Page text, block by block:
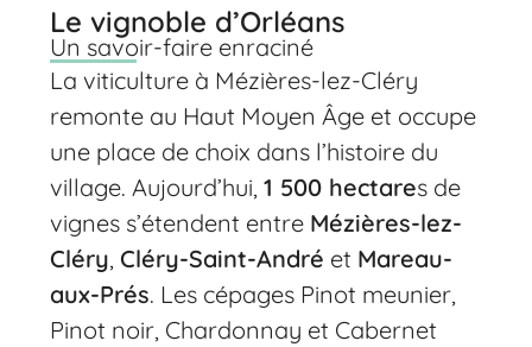
Le vignoble d’Orléans
Un savoir-faire enraciné
La viticulture à Mézières-lez-Cléry
remonte au Haut Moyen Âge et occupe
une place de choix dans l’histoire du
village. Aujourd’hui,1 500 hectares de
vignes s’étendent entre Mézières-lez-
Cléry, Cléry-Saint-André et Mareau-
aux-Prés. Les cépages Pinot meunier,
Pinot noir, Chardonnay et Cabernet